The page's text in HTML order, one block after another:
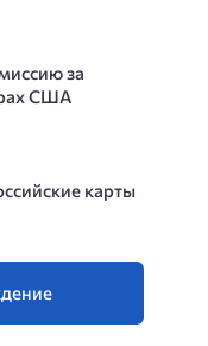
за
США
карты